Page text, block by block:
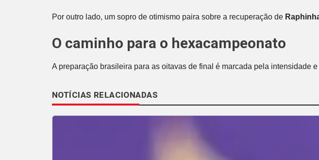
Por outro lado, um sopro de otimismo paira sobre a recuperação de
O caminho para o hexacampeonato
A preparação brasileira para as oitavas de final é marcada pela intensidade
NOTÍCIAS RELACIONADAS